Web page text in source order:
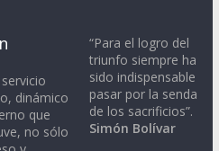
dinámico
que
no sólo
“Para el logro del
triunfo siempre ha
sido indispensable
pasar por la senda
de los sacrificios”.
Simón Bolívar